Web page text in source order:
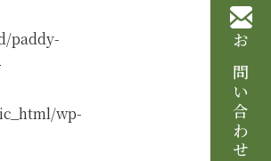
お問い合わせ
paddy-
wp-